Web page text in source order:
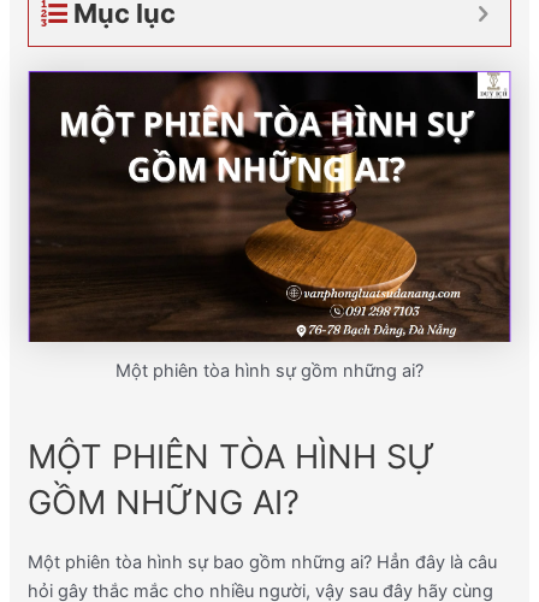
Mục lục
Một phiên tòa hình sự gồm những ai?
MỘT PHIÊN TÒA HÌNH SỰ
GỒM NHỮNG AI?
Một phiên tòa hình sự bao gồm những ai? Hẳn đây là câu
hỏi gây thắc mắc cho nhiều người, vậy sau đây hãy cùng